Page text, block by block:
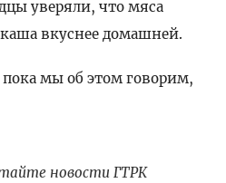
уверяли, что мяса
вкуснее домашней.
мы об этом говорим,
новости ГТРК